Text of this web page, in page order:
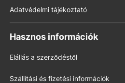
Adatvédelmi tájékoztató
Hasznos információk
Elállás a szerződéstől
Szállítási és fizetési információk